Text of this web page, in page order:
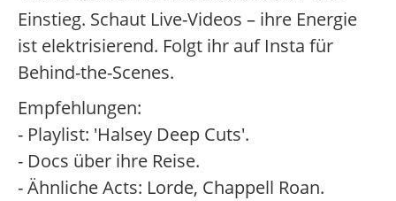
Einstieg. Schaut Live-Videos – ihre Energie
ist elektrisierend. Folgt ihr auf Insta für
Behind-the-Scenes.
Empfehlungen:
- Playlist: 'Halsey Deep Cuts'.
- Docs über ihre Reise.
- Ähnliche Acts: Lorde, Chappell Roan.